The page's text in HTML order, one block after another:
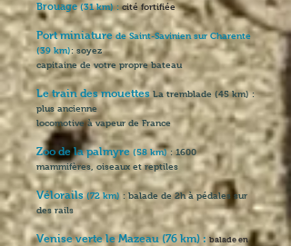
Brouage(31 km) :cité fortifiée
Port miniaturede Saint-Savinien sur Charente
(39 km): soyez
capitaine de votre propre bateau
Le train des mouettes La tremblade (45 km) :
plus ancienne
locomotive à vapeur de France
Zoo de la palmyre (58 km): 1600
mammifères, oiseaux et reptiles
Vélorails (72 km) : balade de 2h à pédales sur
des rails
Venise verte le Mazeau (76 km) : balade en